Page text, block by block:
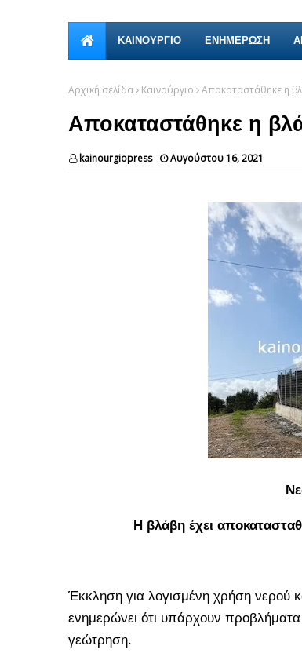
ΚΑΙΝΟΎΡΓΙΟ ΕΝΗΜΕΡΩΣΗ
Αρχική σελίδα Καινούργιο Αποκαταστάθηκε η
Αποκαταστάθηκε η
kainourgiopress Αυγούστου 16, 2021
Η βλάβη έχει
Έκκληση για λογισμένη χρήση νερού
ενημερώνει ότι υπάρχουν
γεώτρηση.